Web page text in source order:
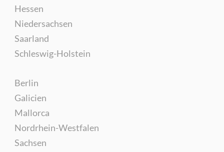
Hessen
Niedersachsen
Saarland
Schleswig-Holstein
Berlin
Galicien
Mallorca
Nordrhein-Westfalen
Sachsen